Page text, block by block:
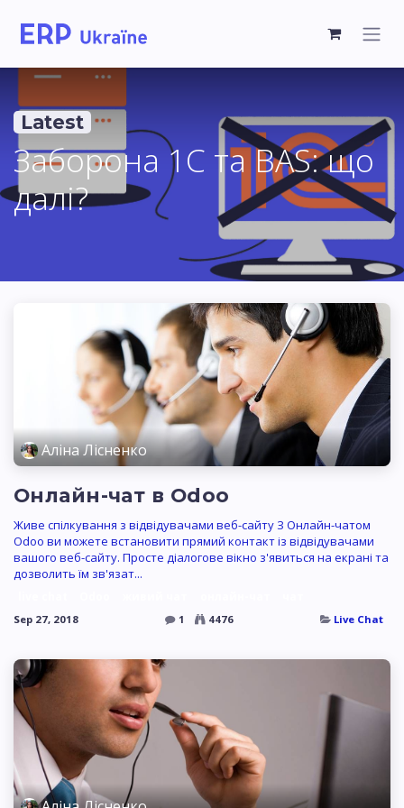
Latest
Заборона 1С та BAS: що
далі?
Аліна Лісненко
Онлайн-чат в Odoo
Живе спілкування з відвідувачами веб-сайту З Онлайн-чатом
Odoo ви можете встановити прямий контакт із відвідувачами
вашого веб-сайту. Просте діалогове вікно з'явиться на екрані та
дозволить їм зв'язат...
Sep 27, 2018 1 4476 Live Chat